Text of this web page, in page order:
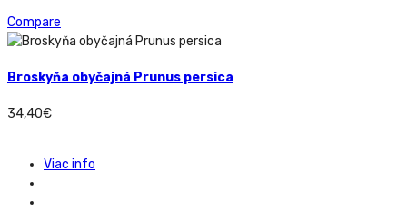
Compare
Broskyňa obyčajná Prunus persica
34,40€
Viac info